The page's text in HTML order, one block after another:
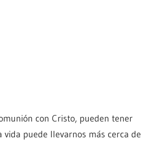
con Cristo, pueden tener
puede llevarnos más cerca de